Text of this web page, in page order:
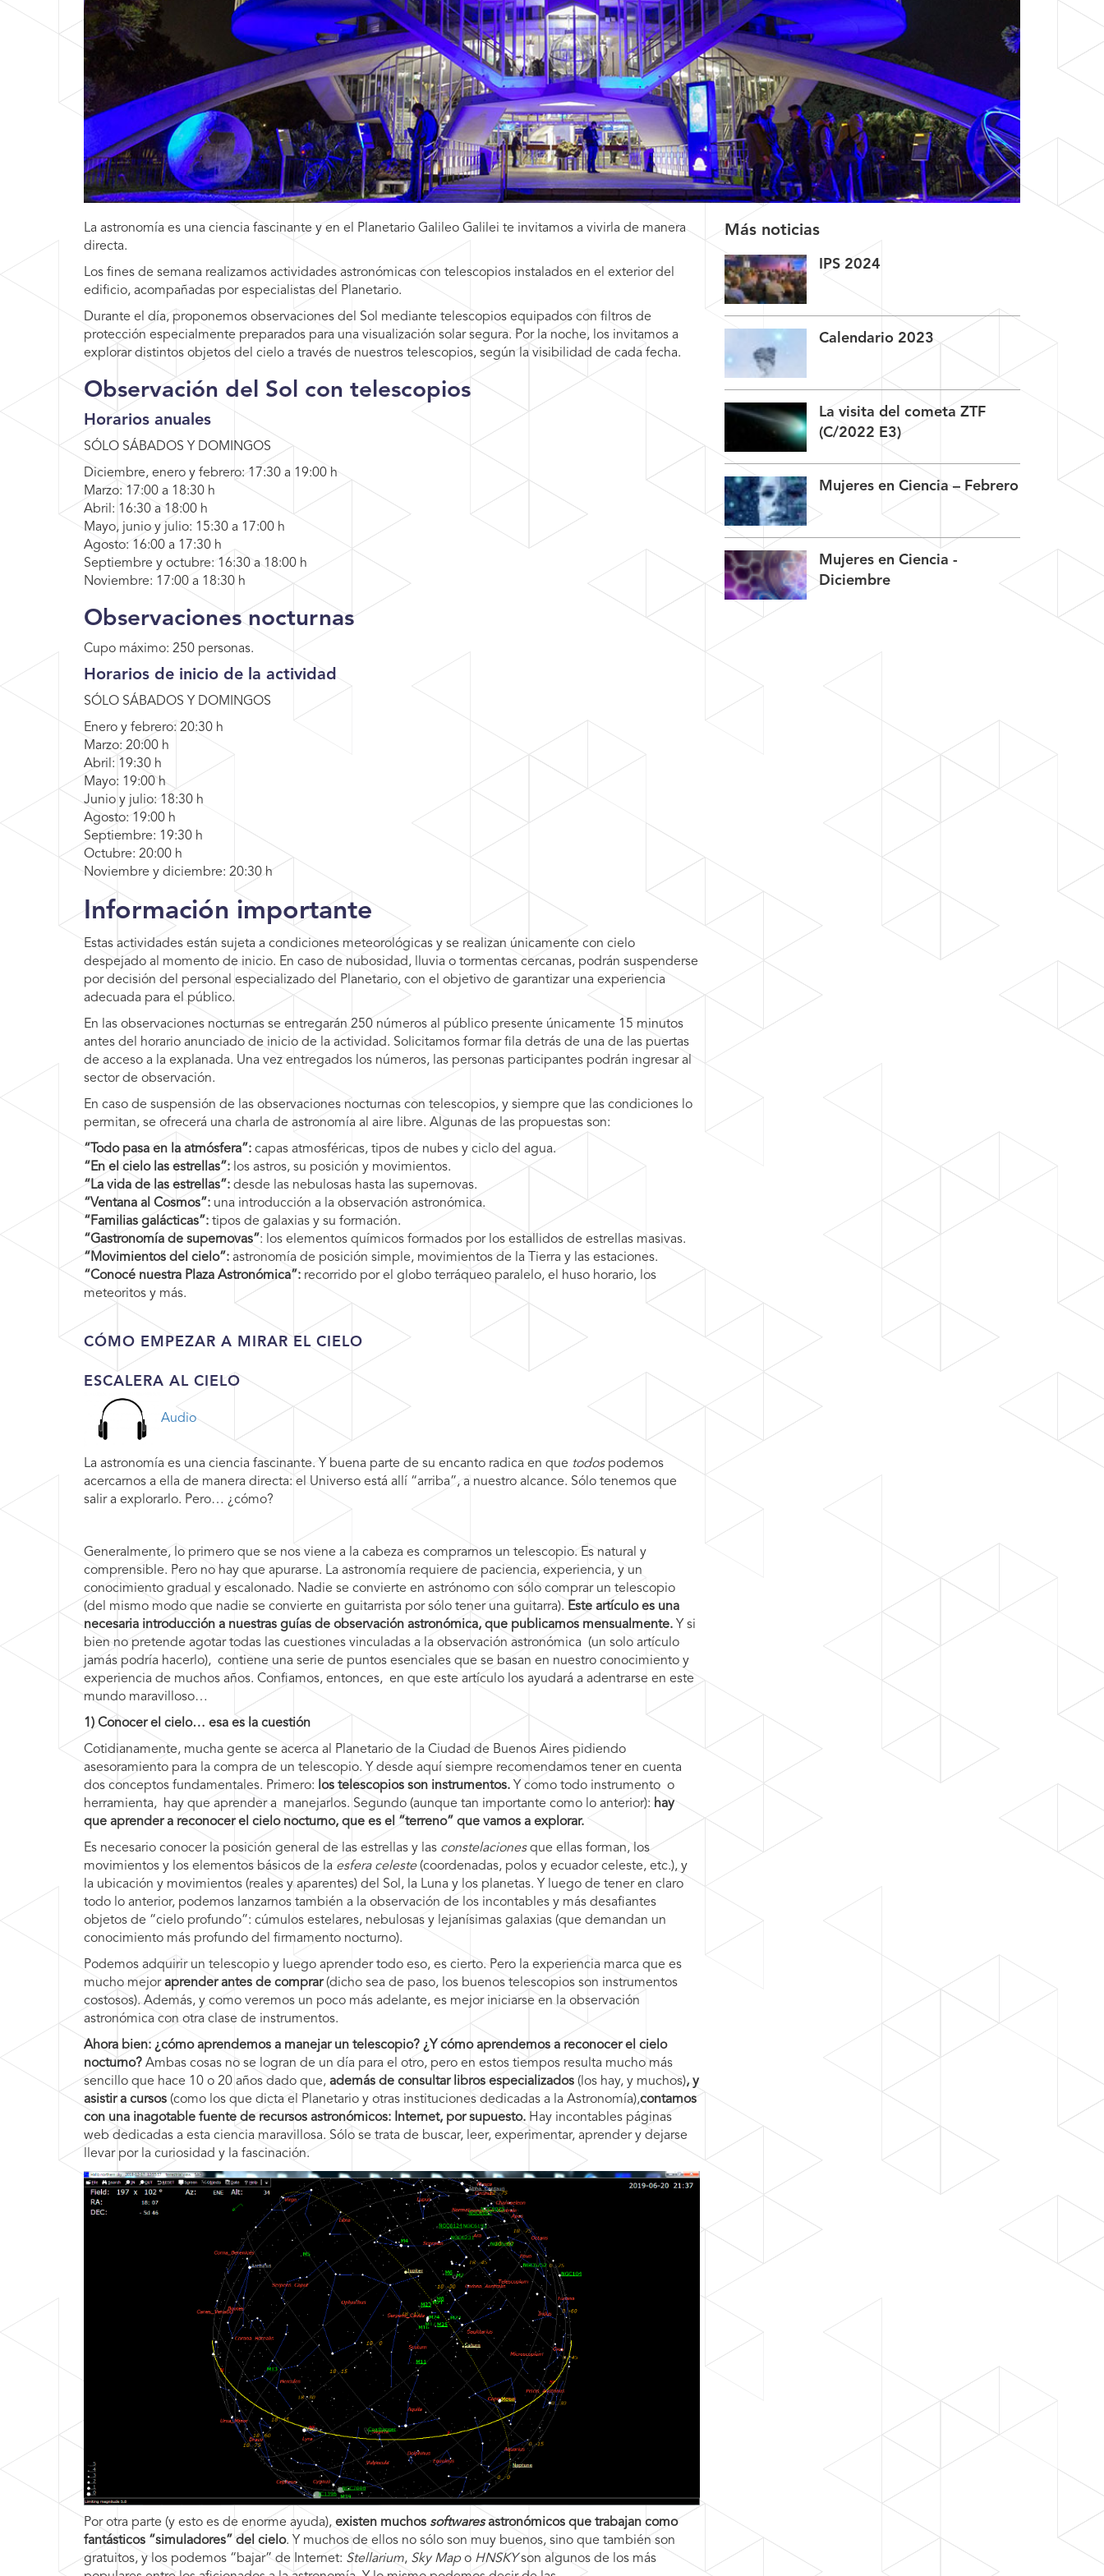
La astronomía es una ciencia fascinante y en el Planetario Galileo Galilei te invitamos a vivirla de manera
directa.
Los fines de semana realizamos actividades astronómicas con telescopios instalados en el exterior del
edificio, acompañadas por especialistas del Planetario.
Durante el día, proponemos observaciones del Sol mediante telescopios equipados con filtros de
protección especialmente preparados para una visualización solar segura. Por la noche, los invitamos a
explorar distintos objetos del cielo a través de nuestros telescopios, según la visibilidad de cada fecha.
Observación del Sol con telescopios
Horarios anuales
SÓLO SÁBADOS Y DOMINGOS
Diciembre, enero y febrero: 17:30 a 19:00 h
Marzo: 17:00 a 18:30 h
Abril: 16:30 a 18:00 h
Mayo, junio y julio: 15:30 a 17:00 h
Agosto: 16:00 a 17:30 h
Septiembre y octubre: 16:30 a 18:00 h
Noviembre: 17:00 a 18:30 h
Observaciones nocturnas
Cupo máximo: 250 personas.
Horarios de inicio de la actividad
SÓLO SÁBADOS Y DOMINGOS
Enero y febrero: 20:30 h
Marzo: 20:00 h
Abril: 19:30 h
Mayo: 19:00 h
Junio y julio: 18:30 h
Agosto: 19:00 h
Septiembre: 19:30 h
Octubre: 20:00 h
Noviembre y diciembre: 20:30 h
Información importante
Estas actividades están sujeta a condiciones meteorológicas y se realizan únicamente con cielo
despejado al momento de inicio. En caso de nubosidad, lluvia o tormentas cercanas, podrán suspenderse
por decisión del personal especializado del Planetario, con el objetivo de garantizar una experiencia
adecuada para el público.
En las observaciones nocturnas se entregarán 250 números al público presente únicamente 15 minutos
antes del horario anunciado de inicio de la actividad. Solicitamos formar fila detrás de una de las puertas
de acceso a la explanada. Una vez entregados los números, las personas participantes podrán ingresar al
sector de observación.
En caso de suspensión de las observaciones nocturnas con telescopios, y siempre que las condiciones lo
permitan, se ofrecerá una charla de astronomía al aire libre. Algunas de las propuestas son:
“Todo pasa en la atmósfera”: capas atmosféricas, tipos de nubes y ciclo del agua.
“En el cielo las estrellas”: los astros, su posición y movimientos.
“La vida de las estrellas”: desde las nebulosas hasta las supernovas.
“Ventana al Cosmos”: una introducción a la observación astronómica.
“Familias galácticas”: tipos de galaxias y su formación.
“Gastronomía de supernovas”: los elementos químicos formados por los estallidos de estrellas masivas.
“Movimientos del cielo”: astronomía de posición simple, movimientos de la Tierra y las estaciones.
“Conocé nuestra Plaza Astronómica”: recorrido por el globo terráqueo paralelo, el huso horario, los
meteoritos y más.
CÓMO EMPEZAR A MIRAR EL CIELO
ESCALERA AL CIELO
Audio
La astronomía es una ciencia fascinante. Y buena parte de su encanto radica en que todos podemos
acercarnos a ella de manera directa: el Universo está allí “arriba”, a nuestro alcance. Sólo tenemos que
salir a explorarlo. Pero… ¿cómo?
Generalmente, lo primero que se nos viene a la cabeza es comprarnos un telescopio. Es natural y
comprensible. Pero no hay que apurarse. La astronomía requiere de paciencia, experiencia, y un
conocimiento gradual y escalonado. Nadie se convierte en astrónomo con sólo comprar un telescopio
(del mismo modo que nadie se convierte en guitarrista por sólo tener una guitarra). Este artículo es una
necesaria introducción a nuestras guías de observación astronómica, que publicamos mensualmente. Y si
bien no pretende agotar todas las cuestiones vinculadas a la observación astronómica (un solo artículo
jamás podría hacerlo), contiene una serie de puntos esenciales que se basan en nuestro conocimiento y
experiencia de muchos años. Confiamos, entonces, en que este artículo los ayudará a adentrarse en este
mundo maravilloso…
1) Conocer el cielo… esa es la cuestión
Cotidianamente, mucha gente se acerca al Planetario de la Ciudad de Buenos Aires pidiendo
asesoramiento para la compra de un telescopio. Y desde aquí siempre recomendamos tener en cuenta
dos conceptos fundamentales. Primero: los telescopios son instrumentos. Y como todo instrumento o
herramienta, hay que aprender a manejarlos. Segundo (aunque tan importante como lo anterior): hay
que aprender a reconocer el cielo nocturno, que es el “terreno” que vamos a explorar.
Es necesario conocer la posición general de las estrellas y las constelacionesque ellas forman, los
movimientos y los elementos básicos de la esfera celeste(coordenadas, polos y ecuador celeste, etc.), y
la ubicación y movimientos (reales y aparentes) del Sol, la Luna y los planetas. Y luego de tener en claro
todo lo anterior, podemos lanzarnos también a la observación de los incontables y más desafiantes
objetos de “cielo profundo”: cúmulos estelares, nebulosas y lejanísimas galaxias (que demandan un
conocimiento más profundo del firmamento nocturno).
Podemos adquirir un telescopio y luego aprender todo eso, es cierto. Pero la experiencia marca que es
mucho mejoraprender antes de comprar(dicho sea de paso, los buenos telescopios son instrumentos
costosos). Además, y como veremos un poco más adelante, es mejor iniciarse en la observación
astronómica con otra clase de instrumentos.
Ahora bien: ¿cómo aprendemos a manejar un telescopio? ¿Y cómo aprendemos a reconocer el cielo
nocturno? Ambas cosas no se logran de un día para el otro, pero en estos tiempos resulta mucho más
sencillo que hace 10 o 20 años dado que, además de consultar libros especializados (los hay, y muchos), y
asistir a cursos (como los que dicta el Planetario y otras instituciones dedicadas a la Astronomía),contamos
con una inagotable fuente de recursos astronómicos: Internet, por supuesto. Hay incontables páginas
web dedicadas a esta ciencia maravillosa. Sólo se trata de buscar, leer, experimentar, aprender y dejarse
llevar por la curiosidad y la fascinación.
Por otra parte (y esto es de enorme ayuda), existen muchos softwaresastronómicos que trabajan como
fantásticos “simuladores” del cielo. Y muchos de ellos no sólo son muy buenos, sino que también son
gratuitos, y los podemos “bajar” de Internet: Stellarium, Sky Mapo HNSKYson algunos de los más
Más noticias
IPS 2024
Calendario 2023
La visita del cometa ZTF
(C/2022 E3)
Mujeres en Ciencia – Febrero
Mujeres en Ciencia -
Diciembre